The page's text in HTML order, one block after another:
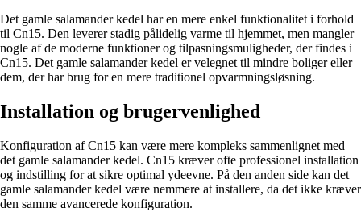
Det gamle salamander kedel har en mere enkel funktionalitet i forhold
til Cn15. Den leverer stadig pålidelig varme til hjemmet, men mangler
nogle af de moderne funktioner og tilpasningsmuligheder, der findes i
Cn15. Det gamle salamander kedel er velegnet til mindre boliger eller
dem, der har brug for en mere traditionel opvarmningsløsning.
Installation og brugervenlighed
Konfiguration af Cn15 kan være mere kompleks sammenlignet med
det gamle salamander kedel. Cn15 kræver ofte professionel installation
og indstilling for at sikre optimal ydeevne. På den anden side kan det
gamle salamander kedel være nemmere at installere, da det ikke kræver
den samme avancerede konfiguration.